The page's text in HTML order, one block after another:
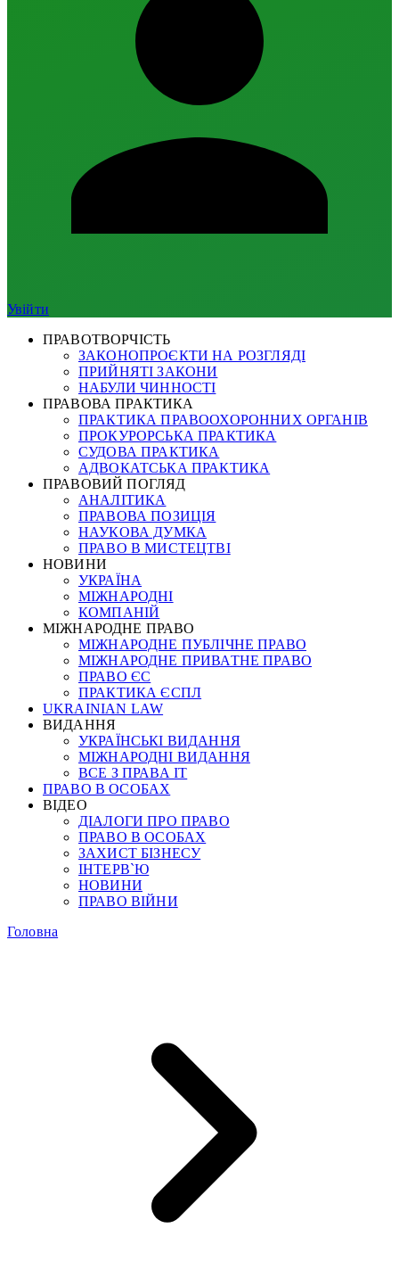
Увійти
ПРАВОТВОРЧІСТЬ
ЗАКОНОПРОЄКТИ НА РОЗГЛЯДІ
ПРИЙНЯТІ ЗАКОНИ
НАБУЛИ ЧИННОСТІ
ПРАВОВА ПРАКТИКА
ПРАКТИКА ПРАВООХОРОННИХ ОРГАНІВ
ПРОКУРОРСЬКА ПРАКТИКА
СУДОВА ПРАКТИКА
АДВОКАТСЬКА ПРАКТИКА
ПРАВОВИЙ ПОГЛЯД
АНАЛІТИКА
ПРАВОВА ПОЗИЦІЯ
НАУКОВА ДУМКА
ПРАВО В МИСТЕЦТВІ
НОВИНИ
УКРАЇНА
МІЖНАРОДНІ
КОМПАНІЙ
МІЖНАРОДНЕ ПРАВО
МІЖНАРОДНЕ ПУБЛІЧНЕ ПРАВО
МІЖНАРОДНЕ ПРИВАТНЕ ПРАВО
ПРАВО ЄС
ПРАКТИКА ЄСПЛ
UKRAINIAN LAW
ВИДАННЯ
УКРАЇНСЬКІ ВИДАННЯ
МІЖНАРОДНІ ВИДАННЯ
ВСЕ З ПРАВА ІТ
ПРАВО В ОСОБАХ
ВІДЕО
ДІАЛОГИ ПРО ПРАВО
ПРАВО В ОСОБАХ
ЗАХИСТ БІЗНЕСУ
ІНТЕРВ`Ю
НОВИНИ
ПРАВО ВІЙНИ
Головна